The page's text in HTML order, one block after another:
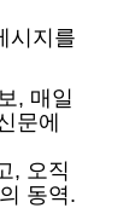
시지를
, 매일
문에
, 오직
동역.